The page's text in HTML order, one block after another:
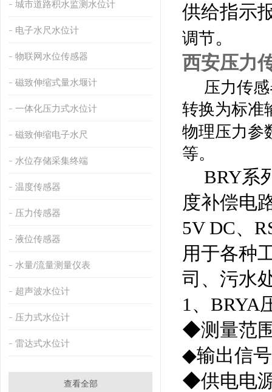
城市道路积水监测水位计
电子水尺水位计
物联网水位传感器
磁致伸缩式量水堰计
一体化压力式水位计
磁致伸缩电子水尺
水位存储采集终端
温度传感器
压力传感器
液位传感器
水量/流量测量仪表
超声波水位计
压力式水位计
雷达式水位计
查看全部
供给指示
调节。
西安压力
压力传
转换为标准
物理压力参
等。
BRY系
度补偿电
5V DC、
用于各种
司、污水
1、BRYA
◆测量范
◆输出信
◆供电电